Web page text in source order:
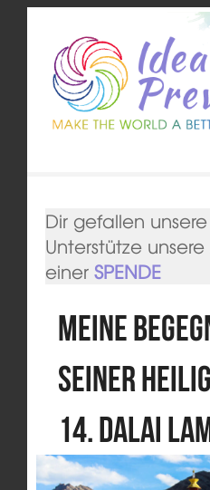
Dir gefallen
Unterstütze
einer SPENDE
Meine
Seiner
14. Dalai